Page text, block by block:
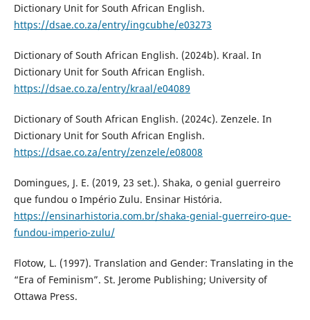
Dictionary Unit for South African English.
https://dsae.co.za/entry/ingcubhe/e03273
Dictionary of South African English. (2024b). Kraal. In
Dictionary Unit for South African English.
https://dsae.co.za/entry/kraal/e04089
Dictionary of South African English. (2024c). Zenzele. In
Dictionary Unit for South African English.
https://dsae.co.za/entry/zenzele/e08008
Domingues, J. E. (2019, 23 set.). Shaka, o genial guerreiro
que fundou o Império Zulu. Ensinar História.
https://ensinarhistoria.com.br/shaka-genial-guerreiro-que-
fundou-imperio-zulu/
Flotow, L. (1997). Translation and Gender: Translating in the
“Era of Feminism”. St. Jerome Publishing; University of
Ottawa Press.